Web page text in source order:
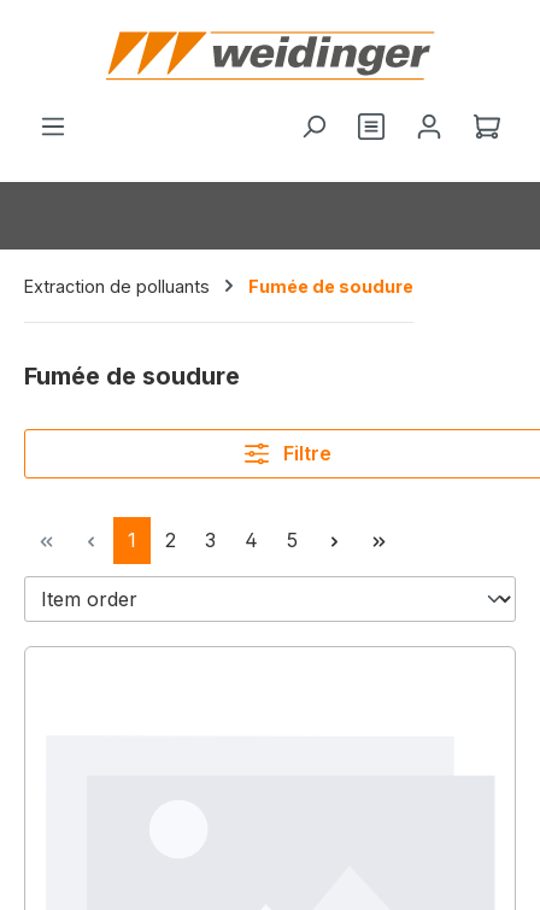
principal
Vous avez 0Le
Extraction de polluants Fumée de soudure
Fumée de soudure
Filtre
Page
1 Page
2 Page
3 Page
4 Page
5